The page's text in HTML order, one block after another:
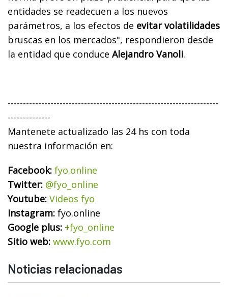
entidades se readecuen a los nuevos
parámetros, a los efectos de evitar volatilidades
bruscas en los mercados", respondieron desde
la entidad que conduce Alejandro Vanoli.
---------------------------------------------------------------------
--------------
Mantenete actualizado las 24 hs con toda
nuestra información en:
Facebook: fyo.online
Twitter: @fyo_online
Youtube: Videos fyo
Instagram: fyo.online
Google plus: +fyo_online
Sitio web: www.fyo.com
Noticias relacionadas